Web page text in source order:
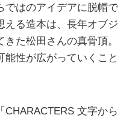
ではのアイデアに脱帽で
える造本は、長年オブジ
た松田さんの真骨頂。
能性が広がっていくこと
文字から